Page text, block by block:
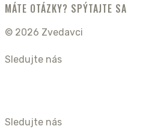
MÁTE OTÁZKY? SPÝTAJTE SA
© 2026 Zvedavci
Sledujte nás
Sledujte nás